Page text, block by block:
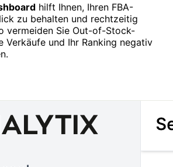
hilft Ihnen, Ihren FBA-
zu behalten und rechtzeitig
vermeiden Sie Out-of-Stock-
Verkäufe und Ihr Ranking negativ